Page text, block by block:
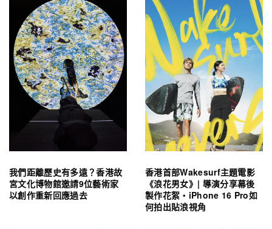
我們距離歷史有多遠？香港故
宮文化博物館邀請9位藝術家
以創作重新回應過去
香港首部Wakesurf主題電影
《浪花男女》| 導演分享幕後
製作花絮・iPhone 16 Pro如
何拍出貼浪視角